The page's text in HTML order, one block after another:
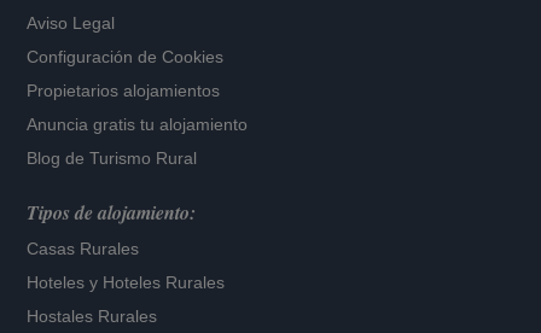
Aviso Legal
Configuración de Cookies
Propietarios alojamientos
Anuncia gratis tu alojamiento
Blog de Turismo Rural
Tipos de alojamiento:
Casas Rurales
Hoteles y Hoteles Rurales
Hostales Rurales